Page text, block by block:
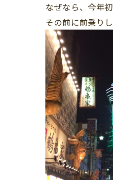
なぜなら、今年
その前に前乗り